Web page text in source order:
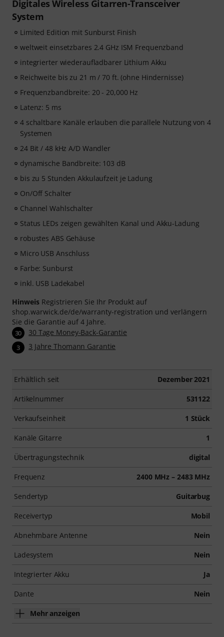
Digitales Wireless Gitarren-Transceiver
System
Limited Edition mit Sunburst Finish
weltweit einsetzbares 2.4 GHz ISM Frequenzband
integrierter wiederaufladbarer Lithium Akku
Reichweite bis zu 21 m / 70 ft. (ohne Hindernisse)
Frequenzbandbreite: 20 - 20,000 Hz
Latenz: 5 ms
4 schaltbare Kanäle erlauben die parallele Nutzung von 4
Systemen
24 Bit / 48 kHz A/D Wandler
dynamische Bandbreite: 103 dB
bis zu 5 Stunden Akkulaufzeit je Ladung
On/Off Schalter
Channel Wahlschalter
Status LEDs zeigen gewählten Kanal und Akku-Ladung
robustes ABS Gehäuse
Micro USB Anschluss
Farbe: Sunburst
inkl. USB Ladekabel
Hinweis Registrieren Sie Ihr Produkt auf
shop.warwick.de/de/warranty-registration und verlängern
Sie die Garantie auf 4 Jahre.
30 30 Tage Money-Back-Garantie
3 3 Jahre Thomann Garantie
Erhältlich seit Dezember 2021
Artikelnummer 531122
Verkaufseinheit 1 Stück
Kanäle Gitarre 1
Übertragungstechnik digital
Frequenz 2400 MHz – 2483 MHz
Sendertyp Guitarbug
Receivertyp Mobil
Abnehmbare Antenne Nein
Ladesystem Nein
Integrierter Akku Ja
Dante Nein
Mehr anzeigen